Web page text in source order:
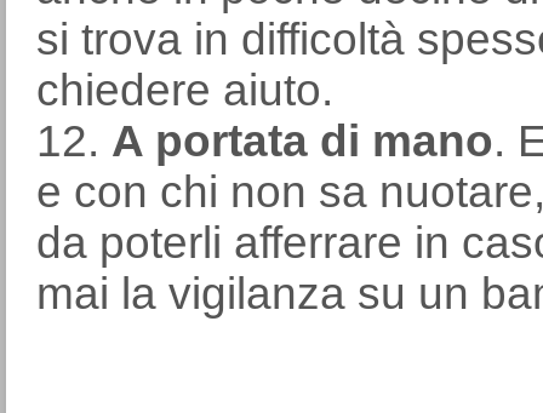
si trova in difficoltà
chiedere aiuto.
12. A portata di mano.
e con chi non sa
da poterli afferrare in
mai la vigilanza su un